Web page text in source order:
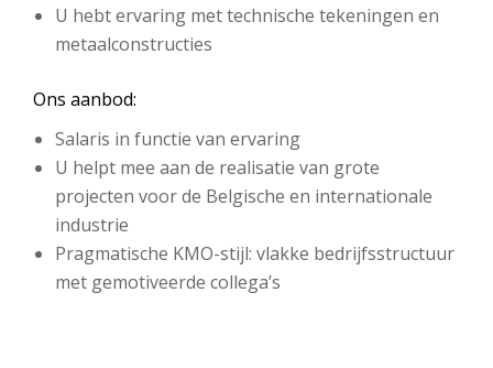
U hebt ervaring met technische tekeningen en
metaalconstructies
Ons aanbod:
Salaris in functie van ervaring
U helpt mee aan de realisatie van grote
projecten voor de Belgische en internationale
industrie
Pragmatische KMO-stijl: vlakke bedrijfsstructuur
met gemotiveerde collega’s